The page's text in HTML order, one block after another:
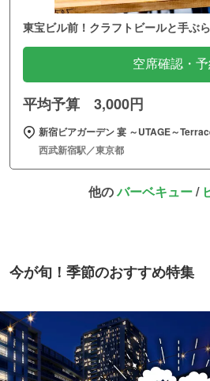
東宝ビル前！クラフトビールと手ぶ
空席確認・
平均予算 3,000円
新宿ビアガーデン 宴 ～UTAGE～
西武新宿駅／東京都
他のバーベキュー/
今が旬！季節のおすすめ特集